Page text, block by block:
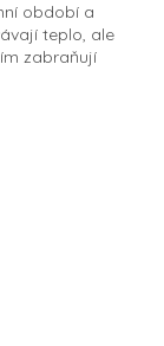
období a
teplo, ale
zabraňují